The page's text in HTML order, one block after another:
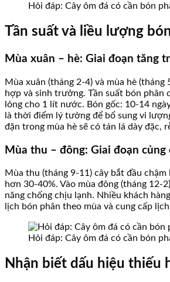
Hỏi đáp: Cây ôm đá có cần bón
Tần suất và liều lượng
Mùa xuân – hè: Giai đoạn tăng
Mùa xuân (tháng 2-4) và mùa hè
hợp và sinh trưởng. Tần suất bón phân
lỏng cho 1 lít nước. Bón gốc: 10-14
là thời điểm lý tưởng để bổ sung vi
đặn trong mùa hè sẽ có tán lá dày đặc,
Mùa thu – đông: Giai đoạn
Mùa thu (tháng 9-11) cây bắt đầu
hơn 30-40%. Vào mùa đông (tháng 12-
năng chống chịu lạnh. Nhiều khách
lịch bón phân theo mùa và cung cấp
Hỏi đáp: Cây ôm đá có cần bón
Nhận biết dấu hiệu thiếu